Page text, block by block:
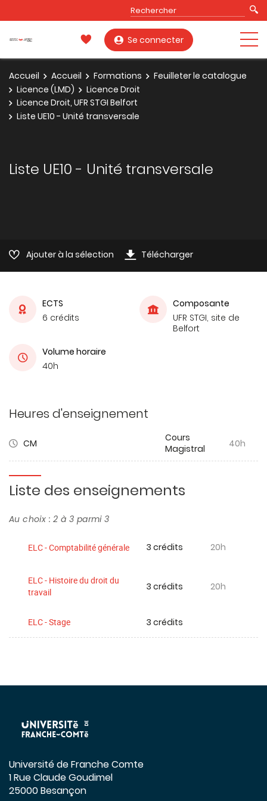
Se connecter
Accueil Accueil Formations
Feuilleter le catalogue
Licence (LMD)
Licence Droit
Licence Droit, UFR STGI Belfort
Liste UE10 - Unité transversale
Liste UE10 - Unité transversale
Ajouter à la sélection Télécharger
ECTS
6 crédits
Composante
UFR STGI, site de
Belfort
Volume horaire
40h
Heures d'enseignement
CM
Cours
Magistral
40h
Liste des enseignements
Au choix : 2 à 3 parmi 3
ELC - Comptabilité générale 3 crédits 20h
ELC - Histoire du droit du
travail
3 crédits 20h
ELC - Stage 3 crédits
Université de Franche Comte
1 Rue Claude Goudimel
25000 Besançon